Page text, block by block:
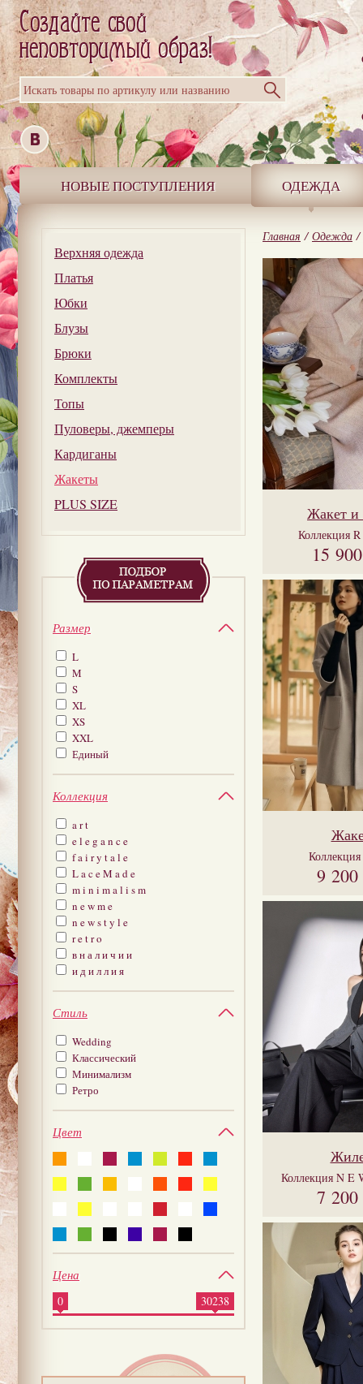
Искать товары по артикулу или названию
НОВЫЕ ПОСТУПЛЕНИЯ ОДЕЖДА
Верхняя одежда
Платья
Юбки
Блузы
Брюки
Комплекты
Топы
Пуловеры, джемперы
Кардиганы
Жакеты
PLUS SIZE
Размер
L
M
S
XL
XS
XXL
Единый
Коллекция
a r t
e l e g a n c e
f a i r y t a l e
L a c e M a d e
m i n i m a l i s m
n e w m e
n e w s t y l e
r e t r o
в н а л и ч и и
и д и л л и я
Стиль
Wedding
Классический
Минимализм
Ретро
Цвет
Цена
0 30238
Главная / Одежда /
Жакет и
Коллекция
15
Коллекция
9 200
Коллекция N E
7 200